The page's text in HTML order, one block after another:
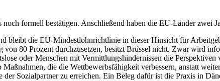
formell bestätigen. Anschließend haben die EU-Länder zwei
bleibt die EU-Mindestlohnrichtlinie in dieser Hinsicht für
80 Prozent durchzusetzen, besitzt Brüssel nicht. Zwar wird
oder Menschen mit Vermittlungshindernissen die
die die Wettbewerbsfähigkeit verbessern, anstatt
Sozialpartner zu erreichen. Ein Beleg dafür ist die Praxis in